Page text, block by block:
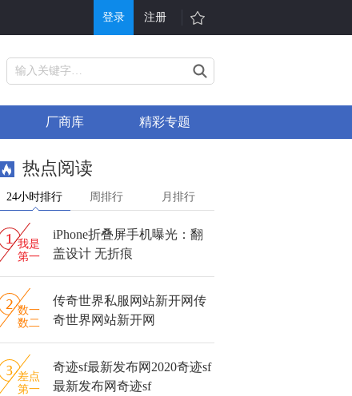
登录 注册
全
值
游戏
单机游戏
H5游戏平台
手机游戏
游戏攻略
厂商库 精彩专题
热点阅读
24小时排行 周排行 月排行
我是
第一
iPhone折叠屏手机曝光：翻
盖设计 无折痕
数一
数二
传奇世界私服网站新开网传
奇世界网站新开网
差点
第一
奇迹sf最新发布网2020奇迹sf
最新发布网奇迹sf